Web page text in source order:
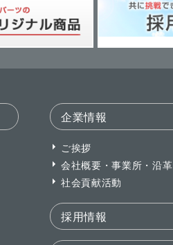
企業情報
ご挨拶
会社概要・事業所・沿革
社会貢献活動
採用情報